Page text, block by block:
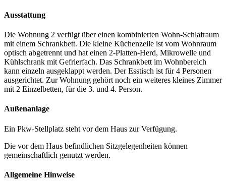
Ausstattung
Die Wohnung 2 verfügt über einen kombinierten Wohn-Schlafraum
mit einem Schrankbett. Die kleine Küchenzeile ist vom Wohnraum
optisch abgetrennt und hat einen 2-Platten-Herd, Mikrowelle und
Kühlschrank mit Gefrierfach. Das Schrankbett im Wohnbereich
kann einzeln ausgeklappt werden. Der Esstisch ist für 4 Personen
ausgerichtet. Zur Wohnung gehört noch ein weiteres kleines Zimmer
mit 2 Einzelbetten, für die 3. und 4. Person.
Außenanlage
Ein Pkw-Stellplatz steht vor dem Haus zur Verfügung.
Die vor dem Haus befindlichen Sitzgelegenheiten können
gemeinschaftlich genutzt werden.
Allgemeine Hinweise